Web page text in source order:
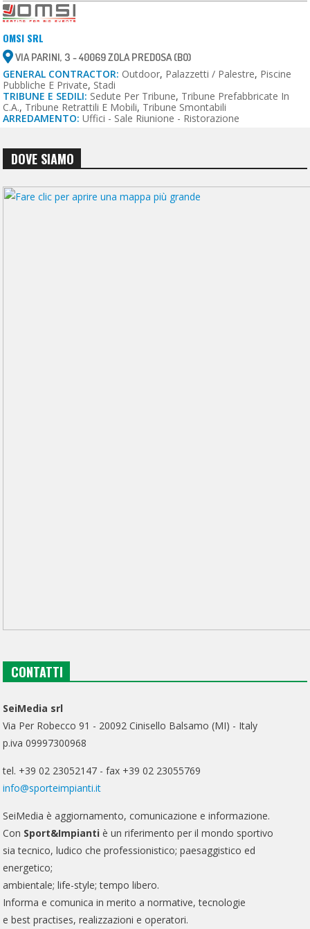
OMSI SRL
VIA PARINI, 3 - 40069 ZOLA PREDOSA (BO)
GENERAL CONTRACTOR: Outdoor, Palazzetti / Palestre, Piscine
Pubbliche E Private, Stadi
TRIBUNE E SEDILI: Sedute Per Tribune, Tribune Prefabbricate In
C.a., Tribune Retrattili E Mobili, Tribune Smontabili
ARREDAMENTO: Uffici - Sale Riunione - Ristorazione
DOVE SIAMO
CONTATTI
SeiMedia srl
Via Per Robecco 91 - 20092 Cinisello Balsamo (MI) - Italy
p.iva 09997300968
tel. +39 02 23052147 - fax +39 02 23055769
info@sporteimpianti.it
SeiMedia è aggiornamento, comunicazione e informazione.
Con Sport&Impianti è un riferimento per il mondo sportivo
sia tecnico, ludico che professionistico; paesaggistico ed
energetico;
ambientale; life-style; tempo libero.
Informa e comunica in merito a normative, tecnologie
e best practises, realizzazioni e operatori.